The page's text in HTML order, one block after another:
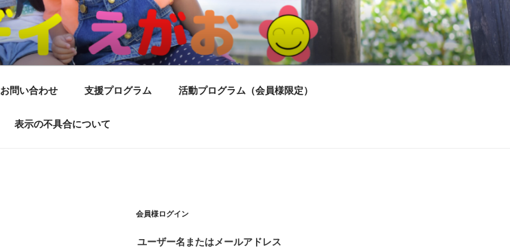
お問い合わせ 支援プログラム 活動プログラム（会員様限定）
表示の不具合について
会員様ログイン
ユーザー名またはメールアドレス